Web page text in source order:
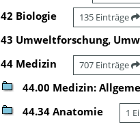
42 Biologie 135 Einträge
43 Umweltforschung,
44 Medizin 707 Einträge
44.00 Medizin:
44.34 Anatomie 1